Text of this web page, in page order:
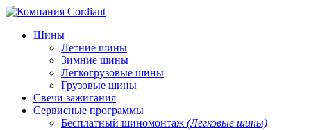
Шины
Летние шины
Зимние шины
Легкогрузовые шины
Грузовые шины
Свечи зажигания
Сервисные программы
Бесплатный шиномонтаж (Легковые шины)